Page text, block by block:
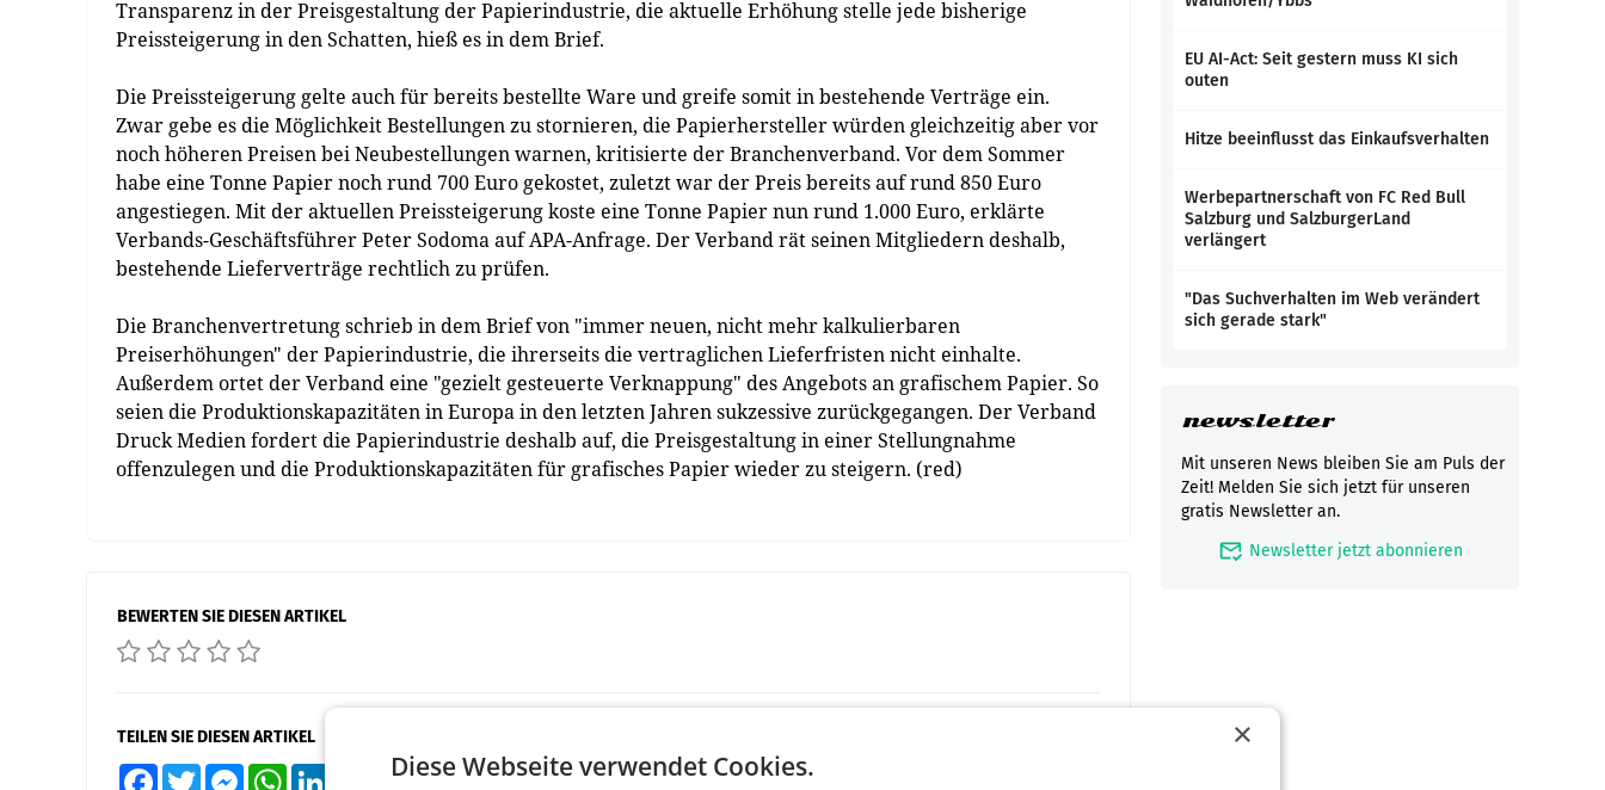
Transparenz in der Preisgestaltung der Papierindustrie, die aktuelle Erhöhung stelle jede bisherige
Preissteigerung in den Schatten, hieß es in dem Brief.
Die Preissteigerung gelte auch für bereits bestellte Ware und greife somit in bestehende Verträge ein.
Zwar gebe es die Möglichkeit Bestellungen zu stornieren, die Papierhersteller würden gleichzeitig aber vor
noch höheren Preisen bei Neubestellungen warnen, kritisierte der Branchenverband. Vor dem Sommer
habe eine Tonne Papier noch rund 700 Euro gekostet, zuletzt war der Preis bereits auf rund 850 Euro
angestiegen. Mit der aktuellen Preissteigerung koste eine Tonne Papier nun rund 1.000 Euro, erklärte
Verbands-Geschäftsführer Peter Sodoma auf APA-Anfrage. Der Verband rät seinen Mitgliedern deshalb,
bestehende Lieferverträge rechtlich zu prüfen.
Die Branchenvertretung schrieb in dem Brief von "immer neuen, nicht mehr kalkulierbaren
Preiserhöhungen" der Papierindustrie, die ihrerseits die vertraglichen Lieferfristen nicht einhalte.
Außerdem ortet der Verband eine "gezielt gesteuerte Verknappung" des Angebots an grafischem Papier. So
seien die Produktionskapazitäten in Europa in den letzten Jahren sukzessive zurückgegangen. Der Verband
Druck Medien fordert die Papierindustrie deshalb auf, die Preisgestaltung in einer Stellungnahme
offenzulegen und die Produktionskapazitäten für grafisches Papier wieder zu steigern. (red)
BEWERTEN SIE DIESEN ARTIKEL
TEILEN SIE DIESEN ARTIKEL
FacebookTwitter MessengerWhatsApp XING Teilen
EU AI-Act: Seit gestern muss KI sich
outen
Hitze beeinflusst das Einkaufsverhalten
Werbepartnerschaft von FC Red Bull
Salzburg und SalzburgerLand
verlängert
"Das Suchverhalten im Web verändert
sich gerade stark"
newsletter
Mit unseren News bleiben Sie am Puls der
Zeit! Melden Sie sich jetzt für unseren
gratis Newsletter an.
mark_email_read Newsletter jetzt abonnieren
×
Diese Webseite verwendet Cookies.